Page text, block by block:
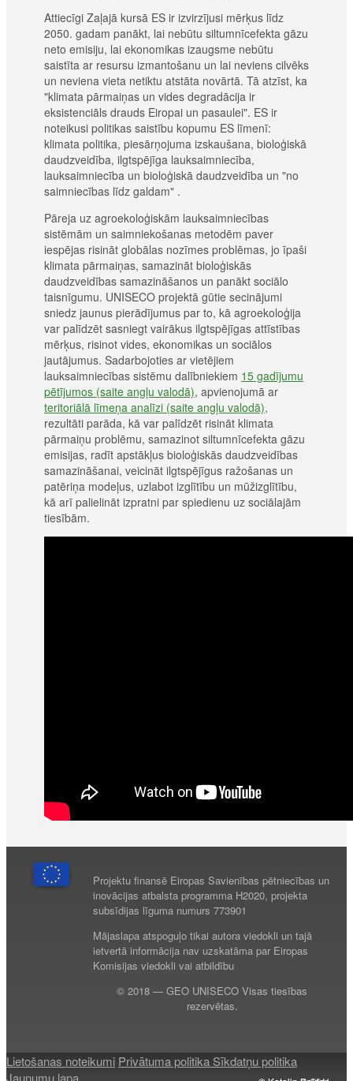
Attiecīgi Zaļajā kursā ES ir izvirzījusi mērķus līdz
2050. gadam panākt, lai nebūtu siltumnīcefekta gāzu
neto emisiju, lai ekonomikas izaugsme nebūtu
saistīta ar resursu izmantošanu un lai neviens cilvēks
un neviena vieta netiktu atstāta novārtā. Tā atzīst, ka
"klimata pārmaiņas un vides degradācija ir
eksistenciāls drauds Eiropai un pasaulei". ES ir
noteikusi politikas saistību kopumu ES līmenī:
klimata politika, piesārņojuma izskaušana, bioloģiskā
daudzveidība, ilgtspējīga lauksaimniecība,
lauksaimniecība un bioloģiskā daudzveidība un "no
saimniecības līdz galdam" .
Pāreja uz agroekoloģiskām lauksaimniecības
sistēmām un saimniekošanas metodēm paver
iespējas risināt globālas nozīmes problēmas, jo īpaši
klimata pārmaiņas, samazināt bioloģiskās
daudzveidības samazināšanos un panākt sociālo
taisnīgumu. UNISECO projektā gūtie secinājumi
sniedz jaunus pierādījumus par to, kā agroekoloģija
var palīdzēt sasniegt vairākus ilgtspējīgas attīstības
mērķus, risinot vides, ekonomikas un sociālos
jautājumus. Sadarbojoties ar vietējiem
lauksaimniecības sistēmu dalībniekiem 15 gadījumu
pētījumos (saite angļu valodā), apvienojumā ar
teritoriālā līmeņa analīzi (saite angļu valodā),
rezultāti parāda, kā var palīdzēt risināt klimata
pārmaiņu problēmu, samazinot siltumnīcefekta gāzu
emisijas, radīt apstākļus bioloģiskās daudzveidības
samazināšanai, veicināt ilgtspējīgus ražošanas un
patēriņa modeļus, uzlabot izglītību un mūžizglītību,
kā arī palielināt izpratni par spiedienu uz sociālajām
tiesībām.
Projektu finansē Eiropas Savienības pētniecības un
inovācijas atbalsta programma H2020, projekta
subsīdijas līguma numurs 773901
Mājaslapa atspoguļo tikai autora viedokli un tajā
ietvertā informācija nav uzskatāma par Eiropas
Komisijas viedokli vai atbildību
© 2018 — GEO UNISECO Visas tiesības
rezervētas.
Lietošanas noteikumi Privātuma politikaSīkdatņu politika
Jaunumu lapa